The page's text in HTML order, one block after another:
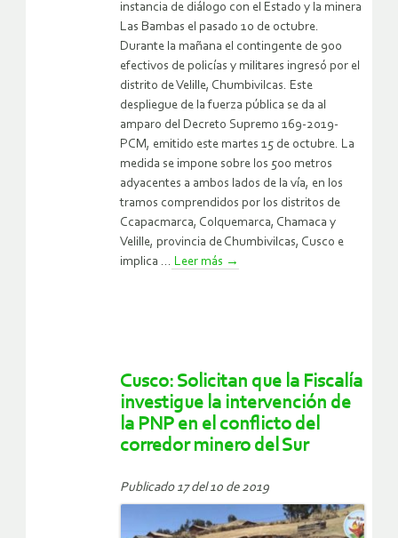
instancia de diálogo con el Estado y la minera
Las Bambas el pasado 10 de octubre.
Durante la mañana el contingente de 900
efectivos de policías y militares ingresó por el
distrito de Velille, Chumbivilcas. Este
despliegue de la fuerza pública se da al
amparo del Decreto Supremo 169-2019-
PCM, emitido este martes 15 de octubre. La
medida se impone sobre los 500 metros
adyacentes a ambos lados de la vía, en los
tramos comprendidos por los distritos de
Ccapacmarca, Colquemarca, Chamaca y
Velille, provincia de Chumbivilcas, Cusco e
implica ... Leer más →
Cusco: Solicitan que la Fiscalía
investigue la intervención de
la PNP en el conflicto del
corredor minero del Sur
Publicado 17 del 10 de 2019